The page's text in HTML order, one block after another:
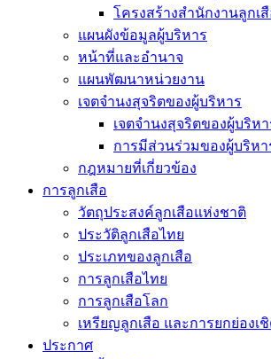
โครงสร้างสำนักงานลูกเ
แผนผังข้อมูลผู้บริหาร
หน้าที่และอำนาจ
แผนพัฒนาหน่วยงาน
เจตจำนงสุจริตของผู้บริหาร
เจตจำนงสุจริตของผู้บริหา
การมีส่วนร่วมของผู้บริหา
กฎหมายที่เกี่ยวข้อง
การลูกเสือ
วัตถุประสงค์ลูกเสือแห่งชาติ
ประวัติลูกเสือไทย
ประเภทของลูกเสือ
การลูกเสือไทย
การลูกเสือโลก
เหรียญลูกเสือ และการยกย่องเ
ประกาศ